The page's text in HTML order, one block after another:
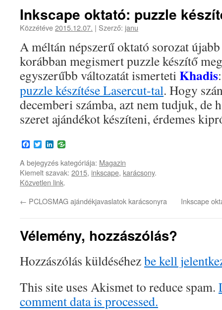
Inkscape oktató: puzzle
Közzétéve2015.12.07. | Szerző: janu
A méltán népszerű oktató sorozat
korábban megismert puzzle készítő
egyszerűbb változatát ismertetiKhadis
puzzle készítése Lasercut-tal. Hogy
decemberi számba, azt nem tudjuk, de
szeret ajándékot készíteni, érdemes
Facebook
TwitterLinkedIn
A bejegyzés kategóriája: Magazin
Kiemelt szavak: 2015, inkscape, karácsony.
Közvetlen link.
← PCLOSMAG ajándékjavaslatok karácsonyra Inkscape
Vélemény, hozzászólás?
Hozzászólás küldéséhezbe kell
This site uses Akismet to reduce spam.
comment data is processed.